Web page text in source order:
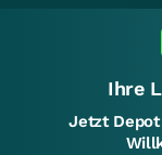
Ihre
Jetzt Depot